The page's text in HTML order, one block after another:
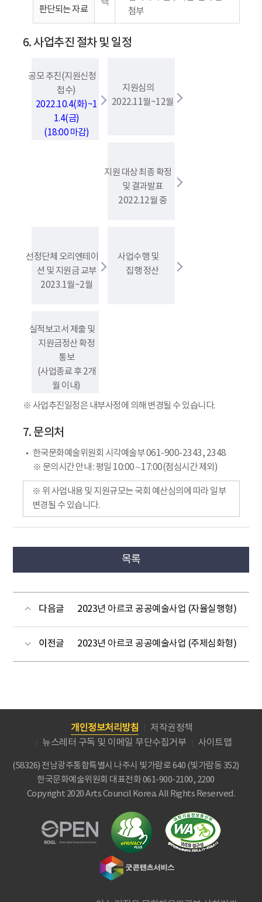
판단되는 자료
택
첨부
6. 사업추진 절차 및 일정
공모 추진(지원신청
접수)
2022.10.4(화)~1
1.4(금)
(18:00 마감)
지원심의
2022.11월~12월
지원 대상 최종 확정
및 결과발표
2022.12월 중
선정단체 오리엔테이
션 및 지원금 교부
2023.1월~2월
사업수행 및
집행 정산
실적보고서 제출 및
지원금정산 확정
통보
(사업종료 후 2개
월 이내)
※ 사업추진일정은 내부사정에 의해 변경될 수 있습니다.
7. 문의처
한국문화예술위원회 시각예술부 061-900-2343, 2348
※ 문의시간 안내 : 평일 10:00∼17:00(점심시간 제외)
※ 위 사업내용 및 지원규모는 국회 예산심의에 따라 일부
변경될 수 있습니다.
목록
다음글 2023년 아르코 공공예술사업 (자율실행형)
이전글 2023년 아르코 공공예술사업 (주제심화형)
개인정보처리방침
저작권정책
뉴스레터 구독 및 이메일 무단수집거부
사이트맵
(58326) 전남광주통합특별시 나주시 빛가람로 640 (빛가람동 352)
한국문화예술위원회 대표전화 061-900-2100, 2200
Copyright 2020 Arts Council Korea. All Rights Reserved.